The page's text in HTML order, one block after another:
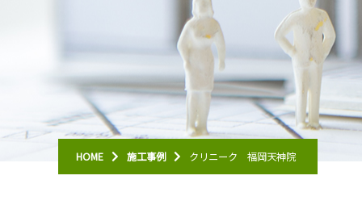
HOME 施工事例 クリニーク 福岡天神院